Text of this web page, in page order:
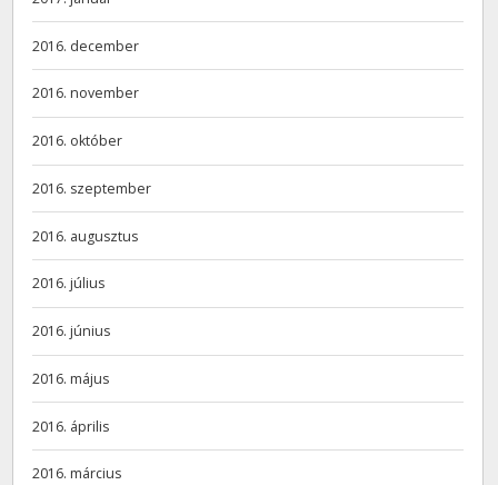
2016. december
2016. november
2016. október
2016. szeptember
2016. augusztus
2016. július
2016. június
2016. május
2016. április
2016. március